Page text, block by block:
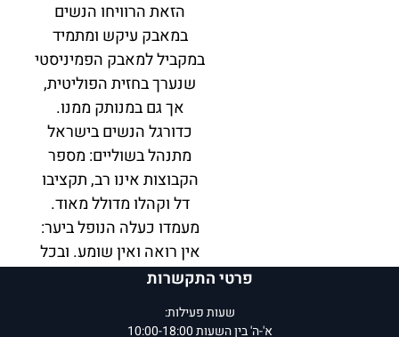
הזאת הרוויחו הנשים
במאבק עיקש ומתמיד
במקביל למאבק הפמיניסטי
שנערך בחזית הפוליטית,
אך גם במנותק ממנו.
כדורגל הנשים בישראל
מתנהל בשוליים: מספר
הקבוצות אינו רב, תקציבו
דל וקהלו מדולל מאוד.
מעמדו כעלה הנופל ביער:
אין רואה ואין שומע. ובכל
זאת, במשך עונת הכדורגל
הדשא בכל שבוע כדי לומר
פרטי התקשרות
שעות פעילות:
א'-ה' בין השעות 10:00-18:00